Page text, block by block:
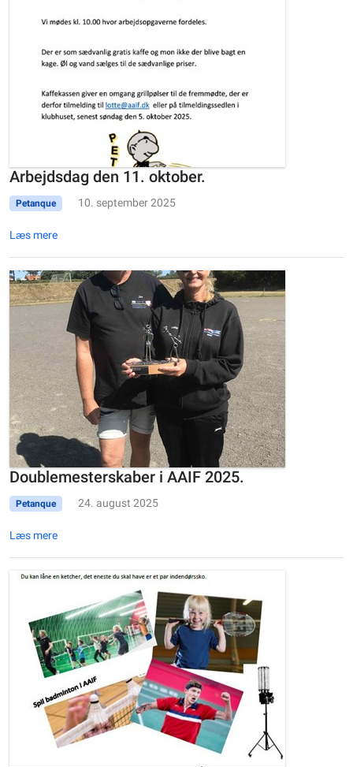
Arbejdsdag den 11. oktober.
Petanque 10. september 2025
Læs mere
Doublemesterskaber i AAIF 2025.
Petanque 24. august 2025
Læs mere